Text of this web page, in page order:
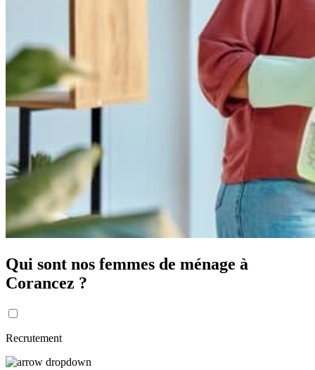
Qui sont nos femmes de ménage à
Corancez ?
Recrutement